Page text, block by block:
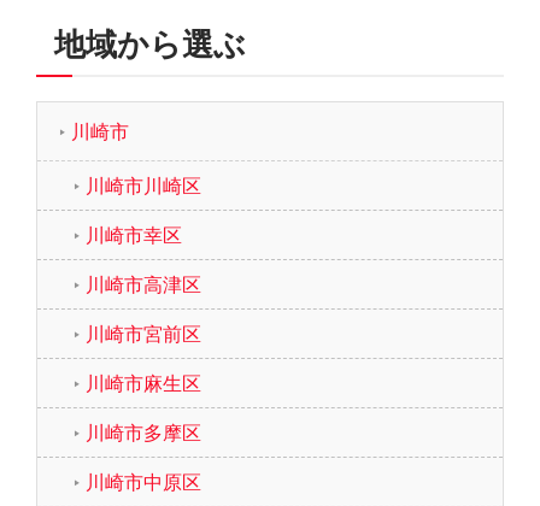
地域から選ぶ
川崎市
川崎市川崎区
川崎市幸区
川崎市高津区
川崎市宮前区
川崎市麻生区
川崎市多摩区
川崎市中原区